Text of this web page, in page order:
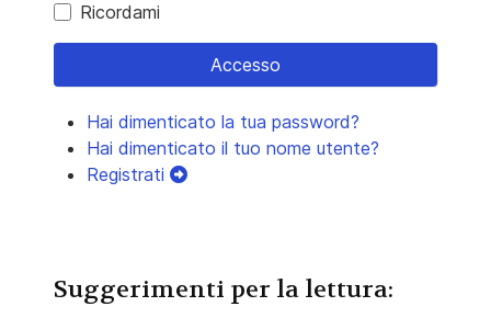
Ricordami
Accesso
Hai dimenticato la tua password?
Hai dimenticato il tuo nome utente?
Registrati
Suggerimenti per la lettura: